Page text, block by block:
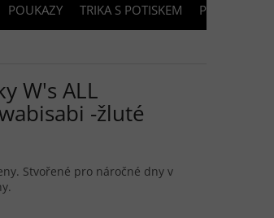
POUKAZY TRIKA S POTISKEM PŮJČOVNA
W's ALL
-žluté
Stvořené pro náročné dny v